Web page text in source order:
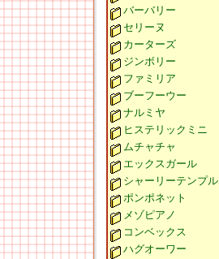
バーバリー
セリーヌ
カーターズ
ジンボリー
ファミリア
ブーフーウー
ナルミヤ
ヒステリックミニ
ムチャチャ
エックスガール
シャーリーテンプル
ポンポネット
メゾピアノ
コンベックス
ハグオーワー